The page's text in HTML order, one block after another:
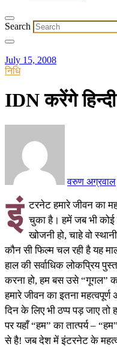
Search
July 15, 2008
निधि
IDN करेंगे
वरुण अग्रवाल
इं टरनेट हमारे जीवन का
चुका है। हमें जब भी कोई
खोजनी हो, चाहे वो
कौन सी फिल्म चल रही है यह
हाल की सर्वाधिक लोकप्रिय
करना हो, हम बस उसे “गूगल”
हमारे जीवन का इतना
दिन के लिए भी ठप्प पड़ जाए
पर यहाँ “हम” का तात्पर्य –
से है! जब देश में इंटरनेट के महत्व